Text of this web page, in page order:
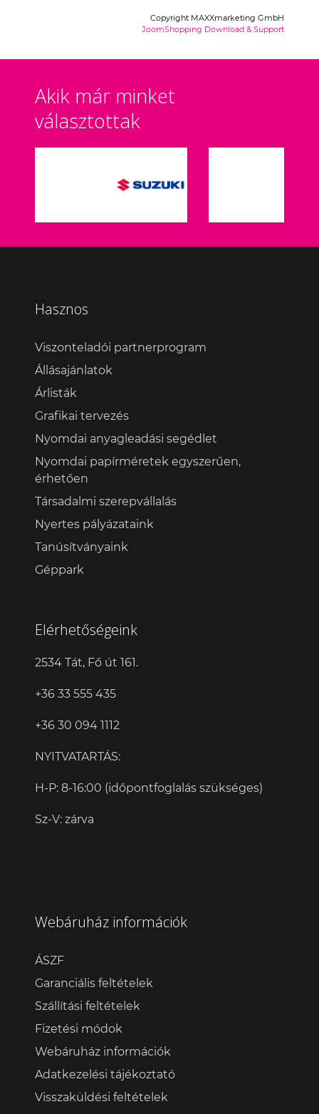
Copyright MAXXmarketing GmbH
JoomShopping Download & Support
Akik már minket
választottak
Hasznos
Viszonteladói partnerprogram
Állásajánlatok
Árlisták
Grafikai tervezés
Nyomdai anyagleadási segédlet
Nyomdai papírméretek egyszerűen,
érhetően
Társadalmi szerepvállalás
Nyertes pályázataink
Tanúsítványaink
Géppark
Elérhetőségeink
2534 Tát, Fő út 161.
+36 33 555 435
+36 30 094 1112
NYITVATARTÁS:
H-P: 8-16:00 (időpontfoglalás szükséges)
Sz-V: zárva
Webáruház információk
ÁSZF
Garanciális feltételek
Szállítási feltételek
Fizetési módok
Webáruház információk
Adatkezelési tájékoztató
Visszaküldési feltételek